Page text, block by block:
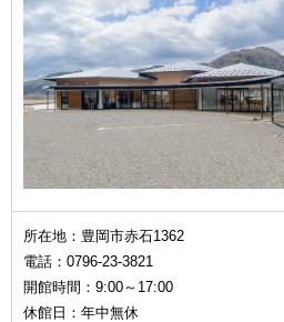
所在地：豊岡市赤石1362
電話：0796-23-3821
開館時間：9:00～17:00
休館日：年中無休